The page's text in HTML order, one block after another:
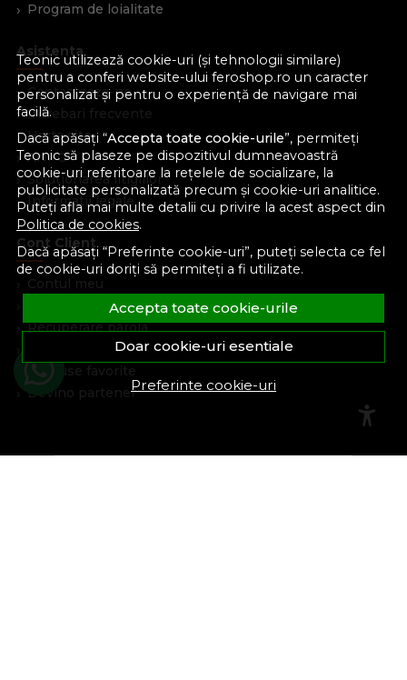
Teonic utilizează cookie-uri (și tehnologii similare)
pentru a conferi website-ului feroshop.ro un caracter
personalizat și pentru o experiență de navigare mai
facilă.
Dacă apăsați “Accepta toate cookie-urile”, permiteți
Teonic să plaseze pe dispozitivul dumneavoastră
cookie-uri referitoare la rețelele de socializare, la
publicitate personalizată precum și cookie-uri analitice.
Puteți afla mai multe detalii cu privire la acest aspect din
Politica de cookies.
Dacă apăsați “Preferinte cookie-uri”, puteți selecta ce fel
de cookie-uri doriți să permiteți a fi utilizate.
Accepta toate cookie-urile
Doar cookie-uri esentiale
Preferinte cookie-uri
Program de loialitate
Asistenta
Contacteaza-ne
Intrebari frecvente
Harta site
ANPC
Solutionarea litigiilor
Informatii legale
Cont Client
Contul meu
Recuperare parola
Istoric comenzi
Produse favorite
Devino partener